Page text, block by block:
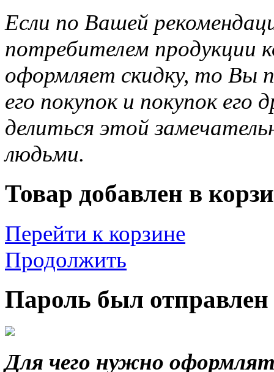
Если по Вашей
потребителем продукции
оформляет скидку, то Вы
его покупок и покупок
делиться этой
людьми.
Товар добавлен в
Перейти к корзине
Продолжить
Пароль был
Для чего нужно